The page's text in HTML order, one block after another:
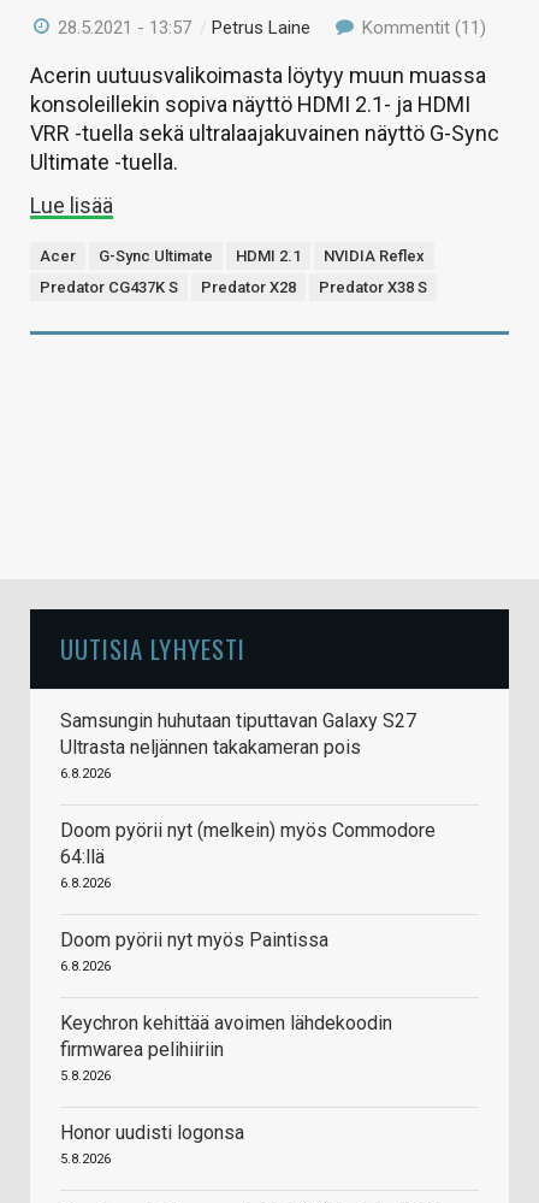
28.5.2021 - 13:57 /Petrus Laine Kommentit (11)
Acerin uutuusvalikoimasta löytyy muun muassa
konsoleillekin sopiva näyttö HDMI 2.1- ja HDMI
VRR -tuella sekä ultralaajakuvainen näyttö G-Sync
Ultimate -tuella.
Lue lisää
Acer G-Sync Ultimate HDMI 2.1
NVIDIA Reflex
Predator CG437K S
Predator X28 Predator X38 S
UUTISIA LYHYESTI
Samsungin huhutaan tiputtavan Galaxy S27
Ultrasta neljännen takakameran pois
6.8.2026
Doom pyörii nyt (melkein) myös Commodore
64:llä
6.8.2026
Doom pyörii nyt myös Paintissa
6.8.2026
Keychron kehittää avoimen lähdekoodin
firmwarea pelihiiriin
5.8.2026
Honor uudisti logonsa
5.8.2026